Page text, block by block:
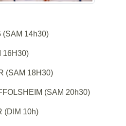
(SAM 14h30)
16H30)
(SAM 18H30)
(SAM 20h30)
(DIM 10h)